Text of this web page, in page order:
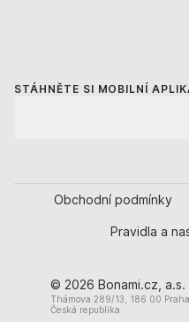
STÁHNĚTE SI MOBILNÍ
Obchodní podmínky
Pravidla a
© 2026 Bonami.cz,
Thámova 289/13, 186 00 Praha
Česká republika